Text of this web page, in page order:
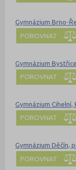
Gymnázium Brno-
POROVNAT
Gymnázium
POROVNAT
Gymnázium
POROVNAT
Gymnázium Děčín,
POROVNAT